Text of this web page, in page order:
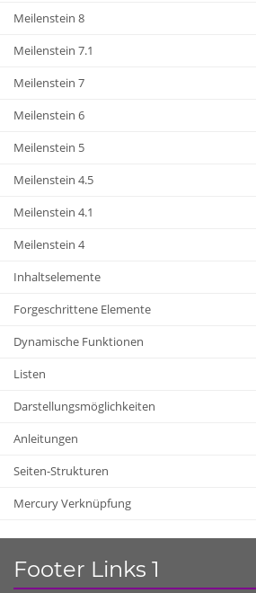
Meilenstein 8
Meilenstein 7.1
Meilenstein 7
Meilenstein 6
Meilenstein 5
Meilenstein 4.5
Meilenstein 4.1
Meilenstein 4
Inhaltselemente
Forgeschrittene Elemente
Dynamische Funktionen
Listen
Darstellungsmöglichkeiten
Anleitungen
Seiten-Strukturen
Mercury Verknüpfung
Footer Links 1